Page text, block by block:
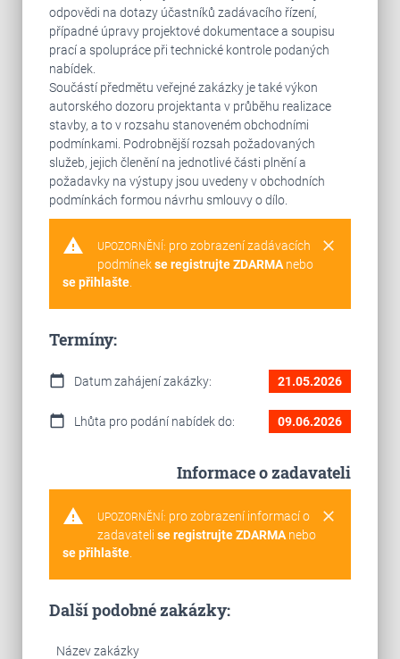
odpovědi na dotazy účastníků zadávacího řízení,
případné úpravy projektové dokumentace a soupisu
prací a spolupráce při technické kontrole podaných
nabídek.
Součástí předmětu veřejné zakázky je také výkon
autorského dozoru projektanta v průběhu realizace
stavby, a to v rozsahu stanoveném obchodními
podmínkami. Podrobnější rozsah požadovaných
služeb, jejich členění na jednotlivé části plnění a
požadavky na výstupy jsou uvedeny v obchodních
podmínkách formou návrhu smlouvy o dílo.
warning clear
UPOZORNĚNÍ: pro zobrazení zadávacích
podmínekse registrujte ZDARMAnebo
se přihlašte.
Termíny:
calendar_today Datum zahájení zakázky: 21.05.2026
calendar_today Lhůta pro podání nabídek do: 09.06.2026
Informace o zadavateli
warning clear
UPOZORNĚNÍ: pro zobrazení informací o
zadavateli se registrujte ZDARMAnebo
se přihlašte.
Další podobné zakázky:
Název zakázky